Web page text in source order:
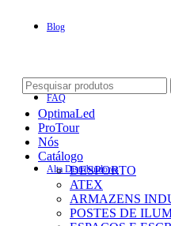
Blog
FAQ
Alta Distribuidores
OptimaLed
ProTour
Nós
Catálogo
DESPORTO
ATEX
ARMAZENS
POSTES DE